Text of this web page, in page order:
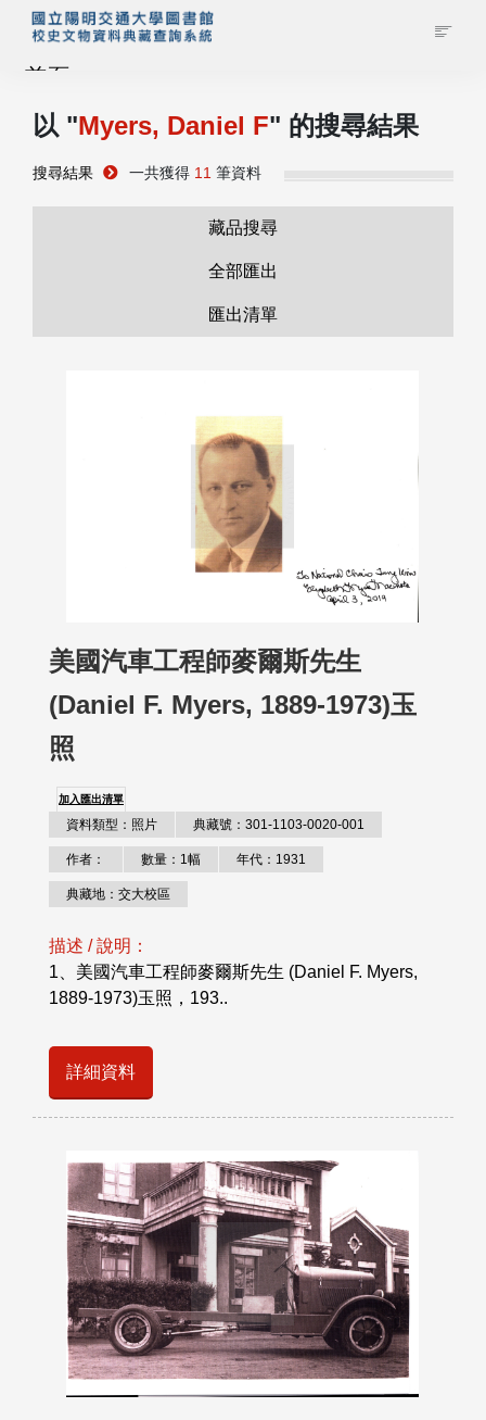
首頁
藏品查詢
以 "Myers, Daniel F" 的搜尋結果
搜尋結果 一共獲得 11 筆資料
藏品搜尋
全部匯出
匯出清單
美國汽車工程師麥爾斯先生
(Daniel F. Myers, 1889-1973)玉
照
加入匯出清單
資料類型：照片 典藏號：301-1103-0020-001
作者： 數量：1幅 年代：1931
典藏地：交大校區
描述 / 說明：
1、美國汽車工程師麥爾斯先生 (Daniel F. Myers,
1889-1973)玉照，193..
詳細資料